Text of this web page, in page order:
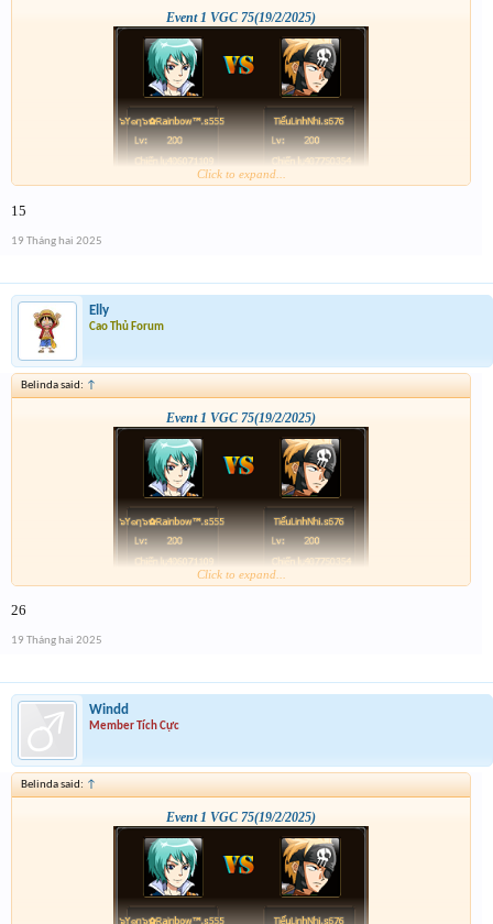
Event 1 VGC 75(19/2/2025)
Click to expand...
15
19 Tháng hai 2025
Elly
Cao Thủ Forum
Belinda said: ↑
Event 1 VGC 75(19/2/2025)
Click to expand...
26
19 Tháng hai 2025
Windd
Member Tích Cực
Belinda said: ↑
Event 1 VGC 75(19/2/2025)